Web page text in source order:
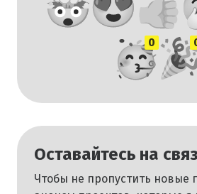
0
Оставайтесь на
Чтобы не пропустить новые